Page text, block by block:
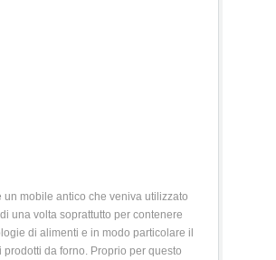
un mobile antico che veniva utilizzato
una volta soprattutto per contenere
di alimenti e in modo particolare il
prodotti da forno. Proprio per questo